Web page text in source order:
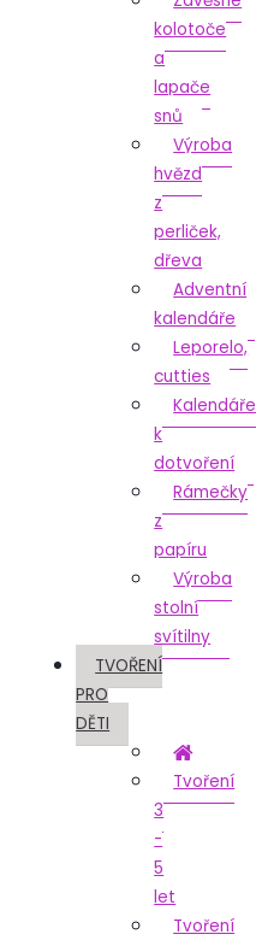
kolotoče
a
lapače
snů
Výroba
hvězd
z
perliček,
dřeva
Adventní
kalendáře
Leporelo,
cutties
Kalendáře
k
dotvoření
Rámečky
z
papíru
Výroba
stolní
svítilny
TVOŘENÍ
PRO
DĚTI
Tvoření
3
-
5
let
Tvoření